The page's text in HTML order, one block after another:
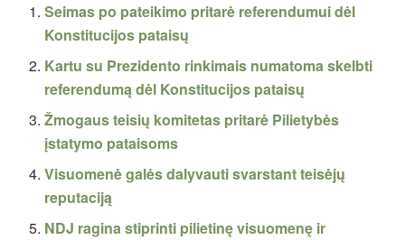
Seimas po pateikimo pritarė referendumui dėl
Konstitucijos pataisų
Kartu su Prezidento rinkimais numatoma skelbti
referendumą dėl Konstitucijos pataisų
Žmogaus teisių komitetas pritarė Pilietybės
įstatymo pataisoms
Visuomenė galės dalyvauti svarstant teisėjų
reputaciją
NDJ ragina stiprinti pilietinę visuomenę ir